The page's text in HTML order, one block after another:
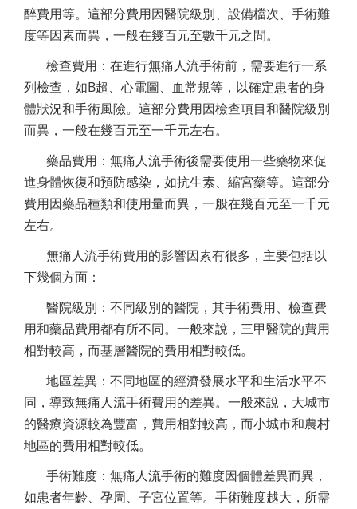
醉費用等。這部分費用因醫院級別、設備檔次、手術難
度等因素而異，一般在幾百元至數千元之間。
檢查費用：在進行無痛人流手術前，需要進行一系
列檢查，如B超、心電圖、血常規等，以確定患者的身
體狀況和手術風險。這部分費用因檢查項目和醫院級別
而異，一般在幾百元至一千元左右。
藥品費用：無痛人流手術後需要使用一些藥物來促
進身體恢復和預防感染，如抗生素、縮宮藥等。這部分
費用因藥品種類和使用量而異，一般在幾百元至一千元
左右。
無痛人流手術費用的影響因素有很多，主要包括以
下幾個方面：
醫院級別：不同級別的醫院，其手術費用、檢查費
用和藥品費用都有所不同。一般來說，三甲醫院的費用
相對較高，而基層醫院的費用相對較低。
地區差異：不同地區的經濟發展水平和生活水平不
同，導致無痛人流手術費用的差異。一般來說，大城市
的醫療資源較為豐富，費用相對較高，而小城市和農村
地區的費用相對較低。
手術難度：無痛人流手術的難度因個體差異而異，
如患者年齡、孕周、子宮位置等。手術難度越大，所需